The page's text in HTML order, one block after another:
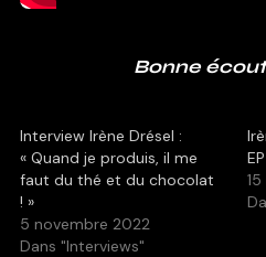
Bonne
Interview Irène Drésel :
« Quand je produis, il me
faut du thé et du chocolat
! »
5 novembre 2022
Dans "Interviews"